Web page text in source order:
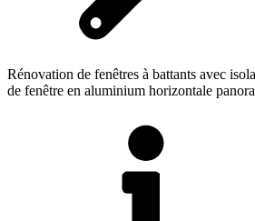
Rénovation de fenêtres à battants avec
de fenêtre en aluminium horizontale